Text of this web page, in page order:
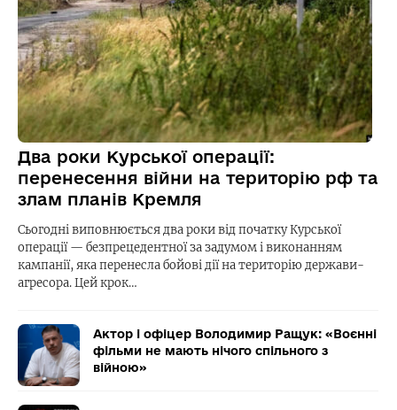
Два роки Курської операції:
перенесення війни на територію рф та
злам планів Кремля
Сьогодні виповнюється два роки від початку Курської
операції — безпрецедентної за задумом і виконанням
кампанії, яка перенесла бойові дії на територію держави-
агресора. Цей крок…
Актор і офіцер Володимир Ращук: «Воєнні
фільми не мають нічого спільного з
війною»